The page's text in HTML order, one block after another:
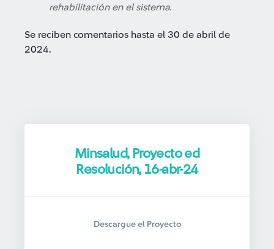
rehabilitación en el sistema.
Se reciben comentarios hasta el 30 de abril de
2024.
Minsalud, Proyecto ed
Resolución, 16-abr-24
Descargue el Proyecto